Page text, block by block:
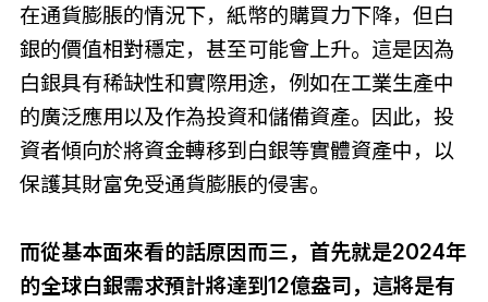
在通貨膨脹的情況下，紙幣的購買力下降，但白
銀的價值相對穩定，甚至可能會上升。這是因為
白銀具有稀缺性和實際用途，例如在工業生產中
的廣泛應用以及作為投資和儲備資產。因此，投
資者傾向於將資金轉移到白銀等實體資產中，以
保護其財富免受通貨膨脹的侵害。
而從基本面來看的話原因而三，首先就是2024年
的全球白銀需求預計將達到12億盎司，這將是有